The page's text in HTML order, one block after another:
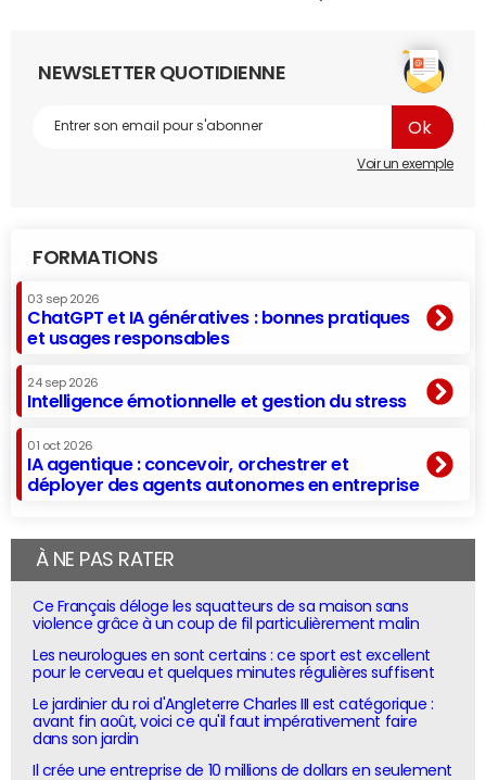
NEWSLETTER QUOTIDIENNE
Voir un exemple
FORMATIONS
03 sep 2026
ChatGPT et IA génératives : bonnes pratiques
et usages responsables
24 sep 2026
Intelligence émotionnelle et gestion du stress
01 oct 2026
IA agentique : concevoir, orchestrer et
déployer des agents autonomes en entreprise
À NE PAS RATER
Ce Français déloge les squatteurs de sa maison sans
violence grâce à un coup de fil particulièrement malin
Les neurologues en sont certains : ce sport est excellent
pour le cerveau et quelques minutes régulières suffisent
Le jardinier du roi d'Angleterre Charles III est catégorique :
avant fin août, voici ce qu'il faut impérativement faire
dans son jardin
Il crée une entreprise de 10 millions de dollars en seulement